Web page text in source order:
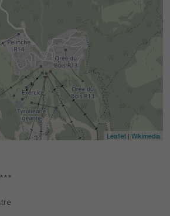
***
18 km. Plus d’infos surwww.sncf-
Dauphin à Risoul : ligne 570, arrêt
- Membre de l’association Parcours.